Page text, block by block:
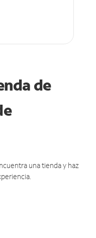
de
una tienda y haz